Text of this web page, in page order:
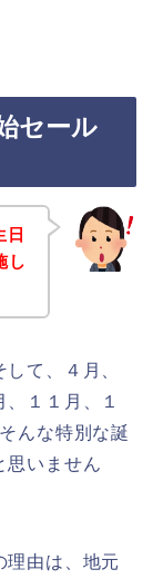
セール
日
し
て、４月、
１１月、１
んな特別な誕
思いません
理由は、地元